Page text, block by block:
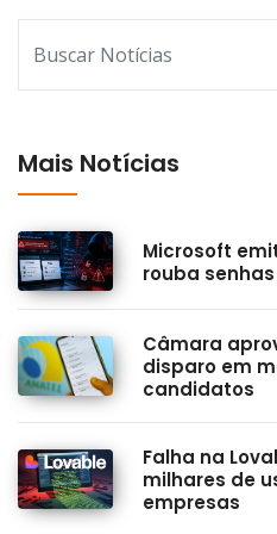
Mais Notícias
Microsoft
rouba
Câmara
disparo em
candidatos
Falha na
milhares de
empresas